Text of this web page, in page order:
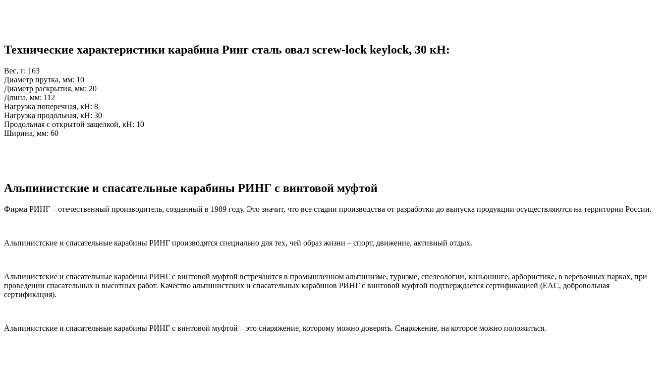
Технические характеристики карабина Ринг сталь овал screw-lock keylock, 30 кН:
Вес, г: 163
Диаметр прутка, мм: 10
Диаметр раскрытия, мм: 20
Длина, мм: 112
Нагрузка поперечная, кН: 8
Нагрузка продольная, кН: 30
Продольная с открытой защелкой, кН: 10
Ширина, мм: 60
Альпинистские и спасательные карабины РИНГ с винтовой муфтой
Фирма РИНГ – отечественный производитель, созданный в 1989 году. Это значит, что все стадии производства от разработки до выпуска продукции осуществляются на территории России.
Альпинистские и спасательные карабины РИНГ производятся специально для тех, чей образ жизни – спорт, движение, активный отдых.
Альпинистские и спасательные карабины РИНГ с винтовой муфтой встречаются в промышленном альпинизме, туризме, спелеологии, каньонинге, арбористике, в веревочных парках, при
проведении спасательных и высотных работ. Качество альпинистских и спасательных карабинов РИНГ с винтовой муфтой подтверждается сертификацией (EAC, добровольная
сертификация).
Альпинистские и спасательные карабины РИНГ с винтовой муфтой – это снаряжение, которому можно доверять. Снаряжение, на которое можно положиться.